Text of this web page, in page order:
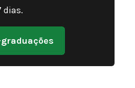
dias.